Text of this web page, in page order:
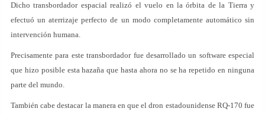
Dicho transbordador espacial realizó el vuelo en la órbita de la Tierra y
efectuó un aterrizaje perfecto de un modo completamente automático sin
intervención humana.
Precisamente para este transbordador fue desarrollado un software especial
que hizo posible esta hazaña que hasta ahora no se ha repetido en ninguna
parte del mundo.
También cabe destacar la manera en que el dron estadounidense RQ-170 fue